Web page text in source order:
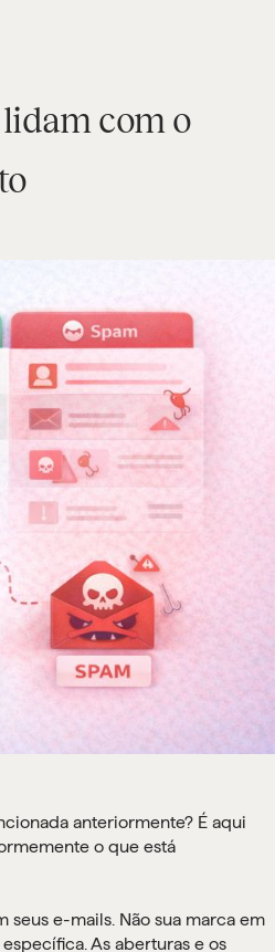
com o
anteriormente? É aqui
o que está
e-mails. Não sua marca em
As aberturas e os